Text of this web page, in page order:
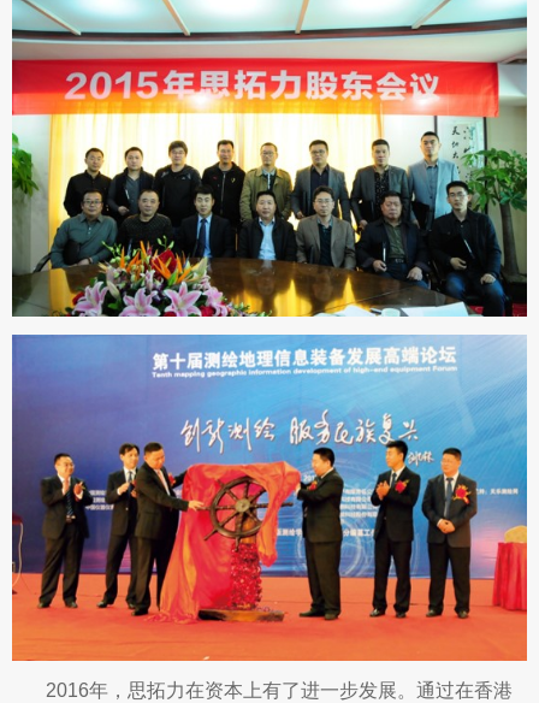
2016年，思拓力在资本上有了进一步发展。通过在香港